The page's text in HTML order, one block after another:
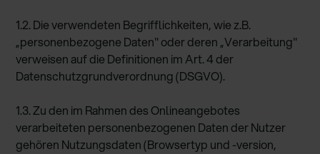
1.2. Die verwendeten Begrifflichkeiten, wie z.B.
„personenbezogene Daten" oder deren „Verarbeitung"
verweisen auf die Definitionen im Art. 4 der
Datenschutzgrundverordnung (DSGVO).
1.3. Zu den im Rahmen des Onlineangebotes
verarbeiteten personenbezogenen Daten der Nutzer
gehören Nutzungsdaten (Browsertyp und -version,